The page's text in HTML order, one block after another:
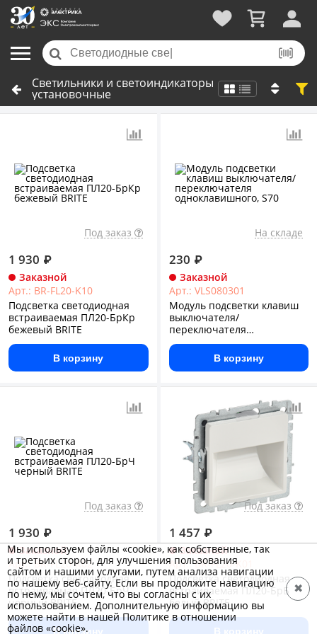
Светильники и светоиндикаторы
установочные
Под заказ
1 930 ₽
Заказной
Арт.: BR-FL20-K10
Подсветка светодиодная
встраиваемая ПЛ20-БрКр
бежевый BRITE
В корзину
На складе
230 ₽
Заказной
Арт.: VLS080301
Модуль подсветки клавиш
выключателя/
переключателя
одноклавишного, S70
В корзину
Под заказ
1 930 ₽
Заказной
Арт.: BR-FL20-K02
Подсветка светодиодная
встраиваемая ПЛ20-БрЧ
черный BRITE
В корзину
Под заказ
1 457 ₽
Заказной
Арт.: BR-FL20-K01
Подсветка светодиодная
встраиваемая ПЛ20-БрБ
белый BRITE
В корзину
Мы используем файлы «cookie», как собственные, так
и третьих сторон, для улучшения пользования
сайтом и нашими услугами, путем анализа навигации
по нашему веб-сайту. Если вы продолжите навигацию
по нему, мы сочтем, что вы согласны с их
использованием. Дополнительную информацию вы
можете найти в нашей Политике в отношении
файлов «cookie».
✖